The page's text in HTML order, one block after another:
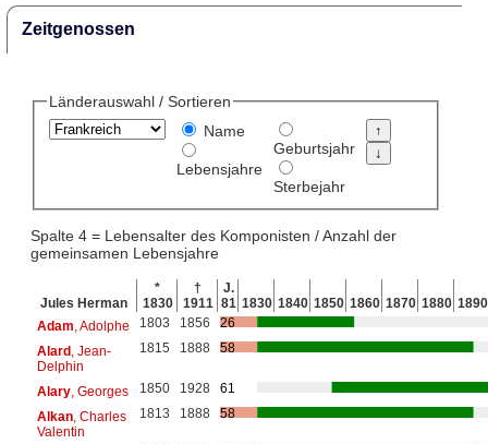
Zeitgenossen
Länderauswahl / Sortieren
Name
Lebensjahre
Geburtsjahr
Sterbejahr
Spalte 4 = Lebensalter des Komponisten / Anzahl der
gemeinsamen Lebensjahre
Jules Herman
*
1830
†
1911
J.
81 1830 1840 1850 1860 1870 1880 1890
Adam , Adolphe 1803 1856
26
Alard, Jean-
Delphin
1815 1888 58
Alary, Georges 1850 1928
61
Alkan, Charles
Valentin
1813 1888 58